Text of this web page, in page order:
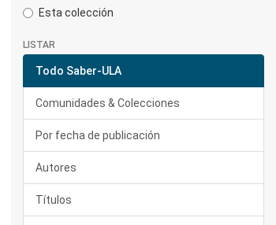
Esta colección
LISTAR
Todo Saber-ULA
Comunidades & Colecciones
Por fecha de publicación
Autores
Títulos